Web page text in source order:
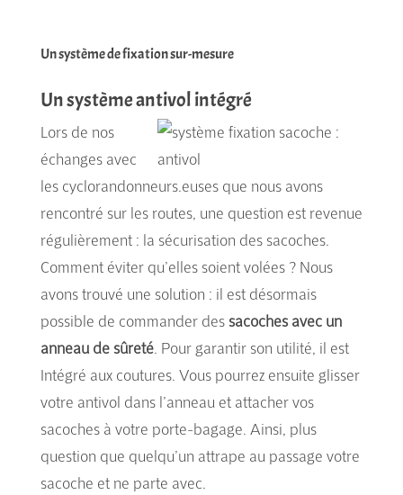
Un système de fixation sur-mesure
Un système antivol intégré
Lors de nos
échanges avec
les cyclorandonneurs.euses que nous avons
rencontré sur les routes, une question est revenue
régulièrement : la sécurisation des sacoches.
Comment éviter qu’elles soient volées ? Nous
avons trouvé une solution : il est désormais
possible de commander des sacoches avec un
anneau de sûreté. Pour garantir son utilité, il est
Intégré aux coutures. Vous pourrez ensuite glisser
votre antivol dans l’anneau et attacher vos
sacoches à votre porte-bagage. Ainsi, plus
question que quelqu’un attrape au passage votre
sacoche et ne parte avec.